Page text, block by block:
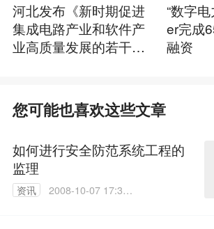
河北发布《新时期促进
集成电路产业和软件产
业高质量发展的若干政
“数字
er完成
融资
您可能也喜欢这些文章
如何进行安全防范系统工程的
监理
资讯
2008-10-07 17:35: